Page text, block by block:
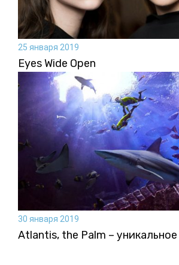
25 января 2019
Eyes Wide Open
30 января 2019
Atlantis, the Palm –